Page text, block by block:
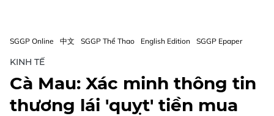
SGGP Online 中文 SGGP Thể Thao English Edition SGGP Epaper
KINH TẾ
Cà Mau: Xác minh thông tin
thương lái 'quỵt' tiền mua